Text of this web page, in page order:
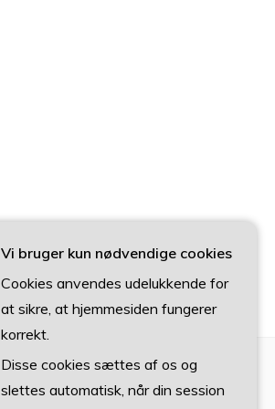
Vi bruger kun nødvendige cookies
Cookies anvendes udelukkende for
at sikre, at hjemmesiden fungerer
korrekt.
Disse cookies sættes af os og
slettes automatisk, når din session